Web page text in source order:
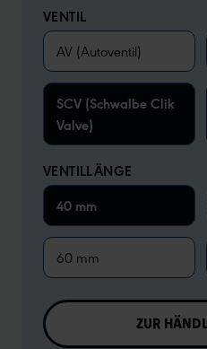
VENTIL
AV (Autoventil)
SCV (Schwalbe Clik
Valve)
VENTILLÄNGE
40 mm
60 mm
ZUR